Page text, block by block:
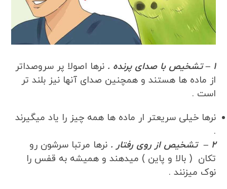
1 – تشخیص با صدای پرنده .
نرها اصولا پر سروصداتر
از ماده ها هستند و همچنین صدای آنها نیز بلند تر
است .
نرها خیلی سریعتر ار ماده ها همه چیز را یاد میگیرند
.
2 – تشخیص از روی رفتار .
نرها مرتبا سرشون رو
تکان ( بالا و پاین ) میدهند و همیشه به قفس را
نوک میزنند .